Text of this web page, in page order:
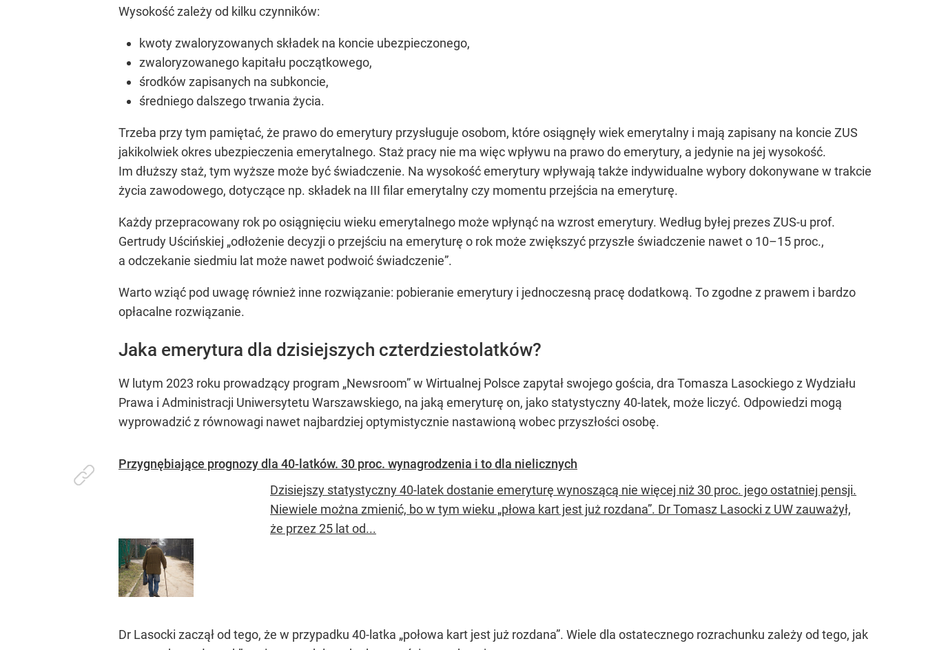
Wysokość zależy od kilku czynników:
kwoty zwaloryzowanych składek na koncie ubezpieczonego,
zwaloryzowanego kapitału początkowego,
środków zapisanych na subkoncie,
średniego dalszego trwania życia.
Trzeba przy tym pamiętać, że prawo do emerytury przysługuje osobom, które osiągnęły wiek emerytalny i mają zapisany na koncie ZUS
jakikolwiek okres ubezpieczenia emerytalnego. Staż pracy nie ma więc wpływu na prawo do emerytury, a jedynie na jej wysokość.
Im dłuższy staż, tym wyższe może być świadczenie. Na wysokość emerytury wpływają także indywidualne wybory dokonywane w trakcie
życia zawodowego, dotyczące np. składek na III filar emerytalny czy momentu przejścia na emeryturę.
Każdy przepracowany rok po osiągnięciu wieku emerytalnego może wpłynąć na wzrost emerytury. Według byłej prezes ZUS-u prof.
Gertrudy Uścińskiej „odłożenie decyzji o przejściu na emeryturę o rok może zwiększyć przyszłe świadczenie nawet o 10–15 proc.,
a odczekanie siedmiu lat może nawet podwoić świadczenie”.
Warto wziąć pod uwagę również inne rozwiązanie: pobieranie emerytury i jednoczesną pracę dodatkową. To zgodne z prawem i bardzo
opłacalne rozwiązanie.
Jaka emerytura dla dzisiejszych czterdziestolatków?
W lutym 2023 roku prowadzący program „Newsroom” w Wirtualnej Polsce zapytał swojego gościa, dra Tomasza Lasockiego z Wydziału
Prawa i Administracji Uniwersytetu Warszawskiego, na jaką emeryturę on, jako statystyczny 40-latek, może liczyć. Odpowiedzi mogą
wyprowadzić z równowagi nawet najbardziej optymistycznie nastawioną wobec przyszłości osobę.
Przygnębiające prognozy dla 40-latków. 30 proc. wynagrodzenia i to dla nielicznych
Dzisiejszy statystyczny 40-latek dostanie emeryturę wynoszącą nie więcej niż 30 proc. jego ostatniej pensji.
Niewiele można zmienić, bo w tym wieku „płowa kart jest już rozdana”. Dr Tomasz Lasocki z UW zauważył,
że przez 25 lat od...
Dr Lasocki zaczął od tego, że w przypadku 40-latka „połowa kart jest już rozdana”. Wiele dla ostatecznego rozrachunku zależy od tego, jak